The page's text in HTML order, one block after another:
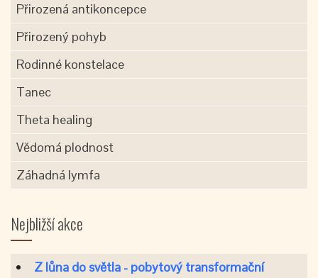
Přirozená antikoncepce
Přirozený pohyb
Rodinné konstelace
Tanec
Theta healing
Vědomá plodnost
Záhadná lymfa
Nejbližší akce
Z lůna do světla - pobytový transformační